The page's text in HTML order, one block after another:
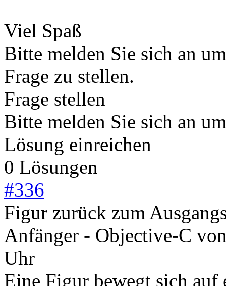
Viel Spaß
Bitte melden Sie sich an
Frage zu stellen.
Frage stellen
Bitte melden Sie sich an
Lösung einreichen
0 Lösungen
#336
Figur zurück zum
Anfänger - Objective-C
Uhr
Eine Figur bewegt sich